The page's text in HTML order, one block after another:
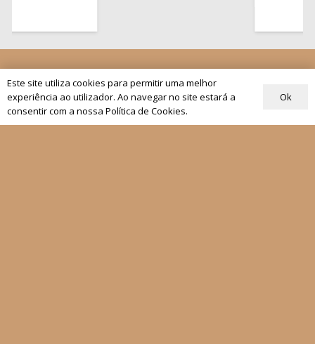
Quem Somos
Os nossos projetos
As Nossas Editoras
Atualidade
Este site utiliza cookies para permitir uma melhor
experiência ao utilizador. Ao navegar no site estará a
consentir com a nossa Política de Cookies.
Ok